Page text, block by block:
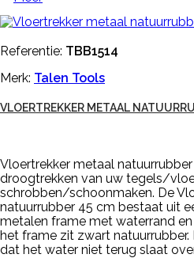
Referentie: TBB1514
Merk: Talen Tools
VLOERTREKKER METAAL
Vloertrekker metaal
droogtrekken van uw tegels/
schrobben/schoonmaken. De
natuurrubber 45 cm bestaat uit
metalen frame met waterrand
het frame zit zwart
dat het water niet terug slaat